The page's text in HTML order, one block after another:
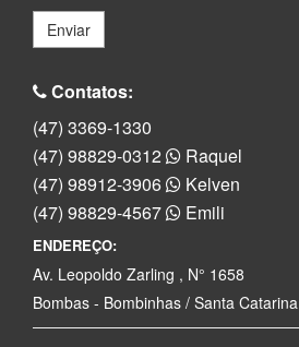
Enviar
Contatos:
(47) 3369-1330
(47) 98829-0312
Raquel
(47) 98912-3906
Kelven
(47) 98829-4567
Emili
ENDEREÇO:
Av. Leopoldo Zarling , N° 1658
Bombas - Bombinhas / Santa Catarina